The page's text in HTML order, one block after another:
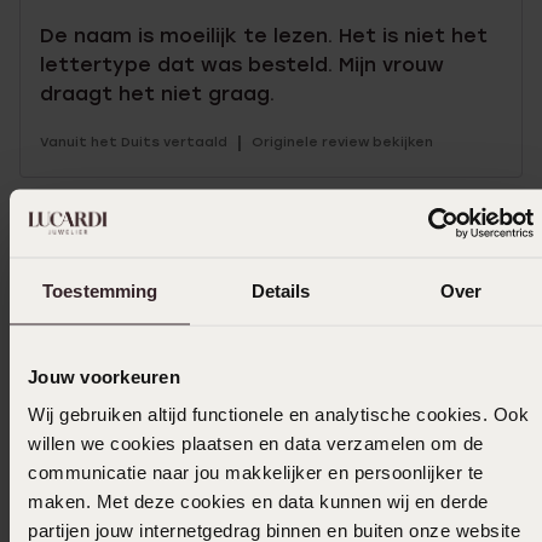
Toestemming Details Over
Jouw voorkeuren
Wij gebruiken altijd functionele en analytische cookies. Ook
willen we cookies plaatsen en data verzamelen om de
communicatie naar jou makkelijker en persoonlijker te
maken. Met deze cookies en data kunnen wij en derde
partijen jouw internetgedrag binnen en buiten onze website
De naam is moeilijk te lezen. Het is niet het
lettertype dat was besteld. Mijn vrouw
draagt het niet graag.
Vanuit het Duits vertaald | Originele review bekijken
bestellingen
Ook leuk voor jou